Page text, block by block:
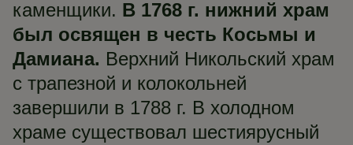
каменщики. В 1768 г. нижний храм
был освящен в честь Косьмы и
Дамиана. Верхний Никольский храм
с трапезной и колокольней
завершили в 1788 г. В холодном
храме существовал шестиярусный